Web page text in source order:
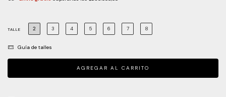
TALLE 2 3 4 5 6 7 8
Guía de talles